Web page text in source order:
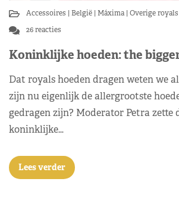
Accessoires België Máxima Overige royals
26 reacties
Koninklijke hoeden: the
Dat royals hoeden dragen weten we
zijn nu eigenlijk de allergrootste
gedragen zijn? Moderator Petra zette
koninklijke…
Lees verder